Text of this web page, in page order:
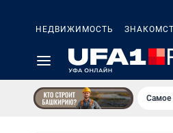
НЕДВИЖИМОСТЬ
Самое